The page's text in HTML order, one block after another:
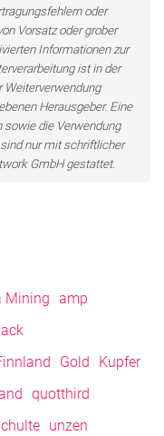
oder
Vorsatz oder grober
Informationen zur
ist in der
Weiterverwendung
Herausgeber. Eine
die Verwendung
nur mit schriftlicher
GmbH gestattet.
Mining amp
Gold
Kupfer
quotthird
unzen